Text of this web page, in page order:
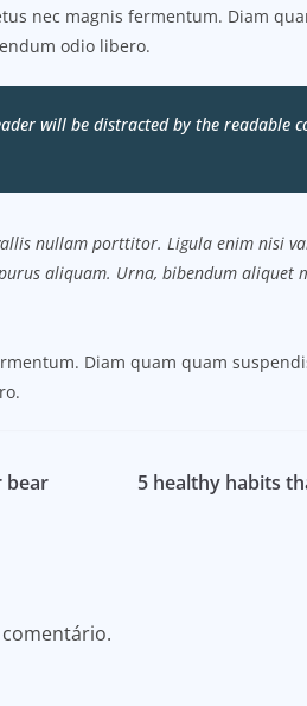
nec magnis fermentum. Diam
odio libero.
will be distracted by the readable
nullam porttitor. Ligula enim nisi
aliquam. Urna, bibendum aliquet
Diam quam quam
bear 5 healthy habits